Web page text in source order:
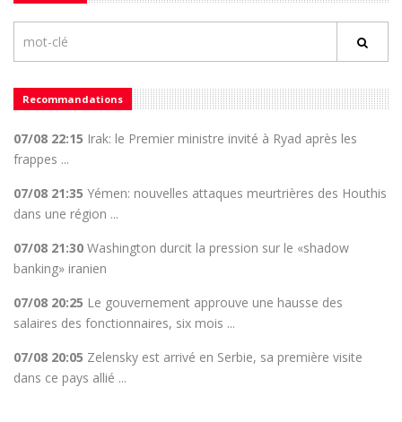
Recommandations
07/08 22:15 Irak: le Premier ministre invité à Ryad après les
frappes ...
07/08 21:35 Yémen: nouvelles attaques meurtrières des Houthis
dans une région ...
07/08 21:30 Washington durcit la pression sur le «shadow
banking» iranien
07/08 20:25 Le gouvernement approuve une hausse des
salaires des fonctionnaires, six mois ...
07/08 20:05 Zelensky est arrivé en Serbie, sa première visite
dans ce pays allié ...